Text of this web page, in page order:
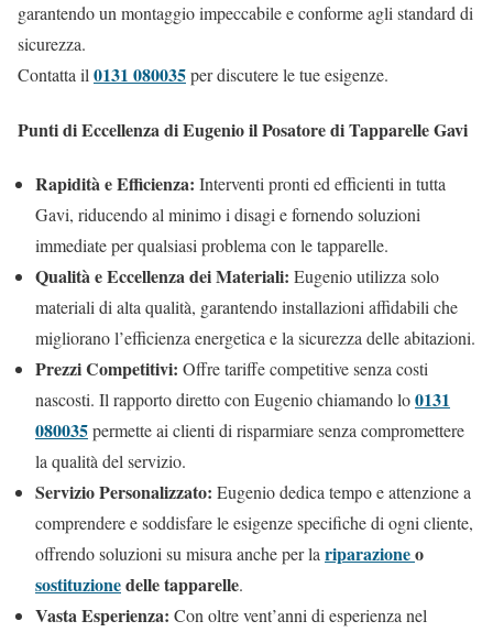
garantendo un montaggio impeccabile e conforme agli standard di
sicurezza.
Contatta il0131 080035per discutere le tue esigenze.
Punti di Eccellenza di Eugenio il Posatore di Tapparelle Gavi
Rapidità e Efficienza: Interventi pronti ed efficienti in tutta
Gavi, riducendo al minimo i disagi e fornendo soluzioni
immediate per qualsiasi problema con le tapparelle.
Qualità e Eccellenza dei Materiali: Eugenio utilizza solo
materiali di alta qualità, garantendo installazioni affidabili che
migliorano l’efficienza energetica e la sicurezza delle abitazioni.
Prezzi Competitivi: Offre tariffe competitive senza costi
nascosti. Il rapporto diretto con Eugenio chiamando lo0131
080035permette ai clienti di risparmiare senza compromettere
la qualità del servizio.
Servizio Personalizzato: Eugenio dedica tempo e attenzione a
comprendere e soddisfare le esigenze specifiche di ogni cliente,
offrendo soluzioni su misura anche per la riparazioneo
sostituzionedelle tapparelle.
Vasta Esperienza: Con oltre vent’anni di esperienza nel